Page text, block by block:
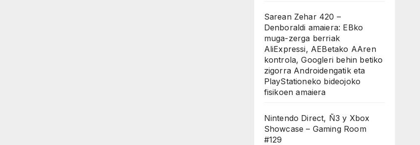
Sarean Zehar 420 –
Denboraldi amaiera: EBko
muga-zerga berriak
AliExpressi, AEBetako AAren
kontrola, Googleri behin betiko
zigorra Androidengatik eta
PlayStationeko bideojoko
fisikoen amaiera
Nintendo Direct, Ñ3 y Xbox
Showcase – Gaming Room
#129